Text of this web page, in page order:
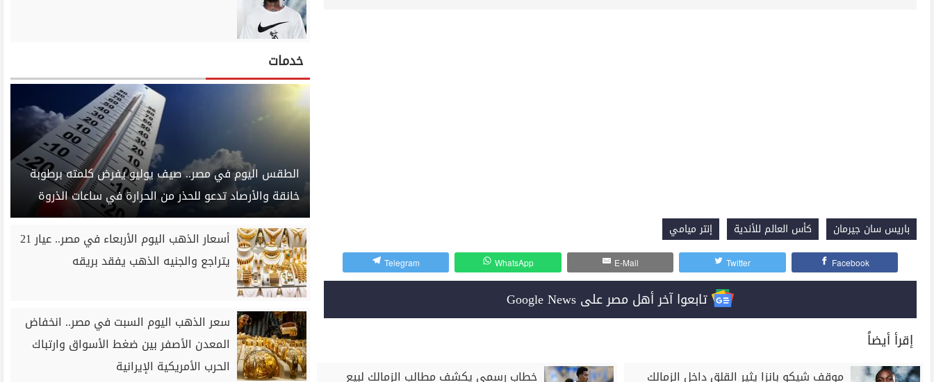
باريس سان جيرمان كأس العالم للأندية إنتر ميامي
Facebook
Twitter
E-Mail
WhatsApp
Telegram
تابعوا آخر أهل مصر على Google News
إقرأ أيضاً
موقف شيكو بانزا يثير القلق داخل الزمالك خطاب رسمي يكشف مطالب الزمالك لبيع
خدمات
الطقس اليوم في مصر.. صيف يوليو يفرض كلمته برطوبة
خانقة والأرصاد تدعو للحذر من الحرارة في ساعات الذروة
أسعار الذهب اليوم الأربعاء في مصر.. عيار 21
يتراجع والجنيه الذهب يفقد بريقه
سعر الذهب اليوم السبت في مصر.. انخفاض
المعدن الأصفر بين ضغط الأسواق وارتباك
الحرب الأمريكية الإيرانية